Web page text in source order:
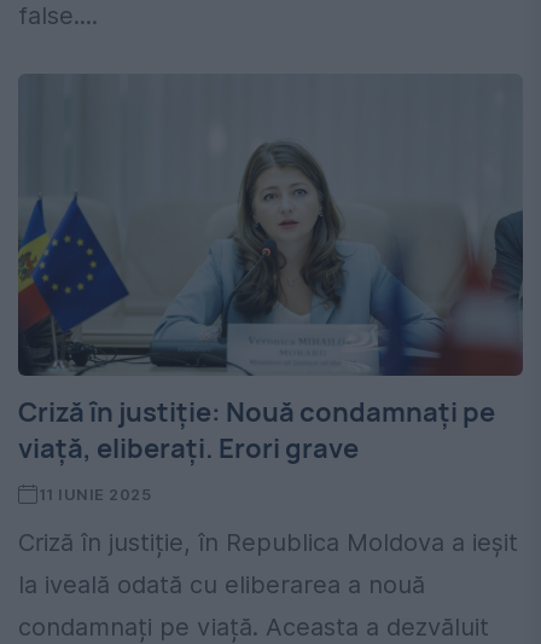
false....
Criză în justiție: Nouă condamnați pe
viață, eliberați. Erori grave
11 IUNIE 2025
Criză în justiție, în Republica Moldova a ieșit
la iveală odată cu eliberarea a nouă
condamnați pe viață. Aceasta a dezvăluit